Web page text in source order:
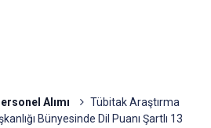
Alımı
Tübitak Araştırma
Bünyesinde Dil Puanı Şartlı 13